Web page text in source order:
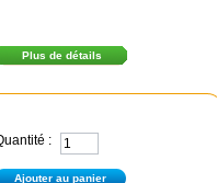
Plus de détails
: